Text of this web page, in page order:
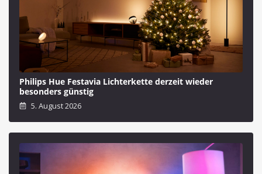
Philips Hue Festavia Lichterkette derzeit wieder
besonders günstig
5. August 2026